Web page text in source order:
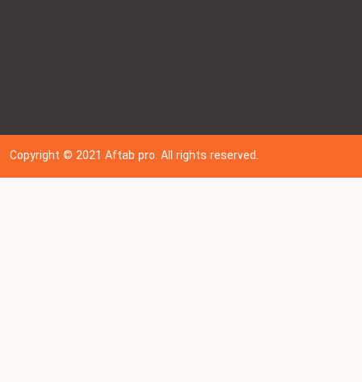
Copyright © 202 1Aftab pro. All rights reserved.